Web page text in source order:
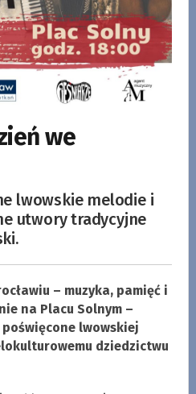
we
lwowskie melodie i
utwory tradycyjne
– muzyka, pamięć i
na Placu Solnym –
lwowskiej
dziedzictwu